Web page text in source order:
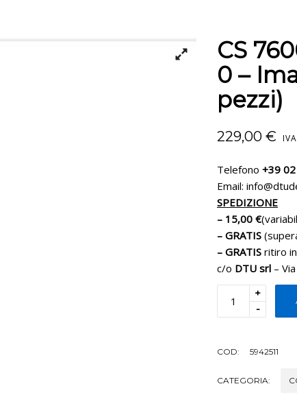
CS
0 –
pezzi)
229,00 €
Telefono +39
Email:
SPEDIZIONE
– 15,00 €
– GRATIS
– GRATIS ritiro
c/o DTU srl –
+
-
COD: 5942511
CATEGORIA: